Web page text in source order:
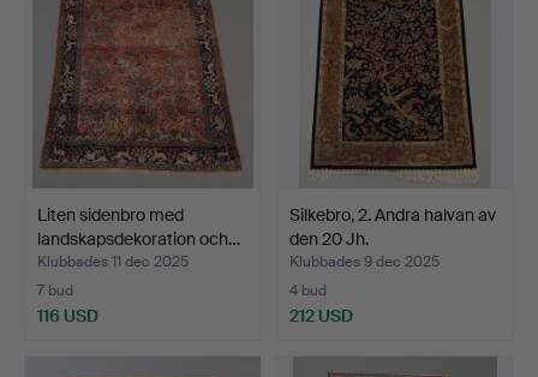
Liten sidenbro med
landskapsdekoration och…
Klubbades 11 dec 2025
7 bud
116 USD
Silkebro, 2. Andra halvan av
den 20 Jh.
Klubbades 9 dec 2025
4 bud
212 USD